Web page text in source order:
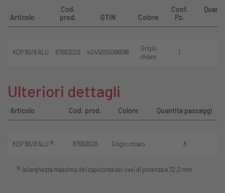
Articolo
Cod.
prod.
GTIN Colore
Conf.
Pz.
KDP 90/8 ALU 87663026 4045005066596
Grigio
chiaro
1
Ulteriori dettagli
Articolo Cod. prod. Colore Quantità passaggi
KDP 90/8 ALU 1) 87663026 Grigio chiaro 8
1) la larghezza massima dei capicorda dei cavi di potenza è 32,0 mm